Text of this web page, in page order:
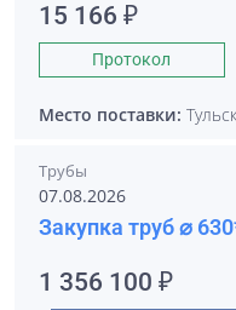
15 166 ₽
Протокол
Место поставки:
Трубы
07.08.2026
Закупка труб ⌀
1 356 100 ₽